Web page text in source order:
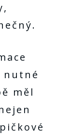
nutné
měl